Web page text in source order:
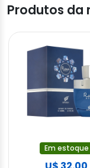
Produtos da
Em estoque